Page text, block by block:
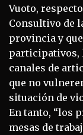
Vuoto,
Consultivo de
provincia y
participativos,
canales de
que no
situación de
En tanto, “los
mesas de